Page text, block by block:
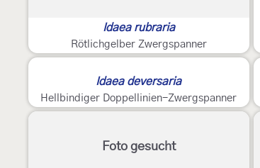
Idaea rubraria
Rötlichgelber Zwergspanner
Idaea deversaria
Hellbindiger Doppellinien-Zwergspanner
Foto gesucht